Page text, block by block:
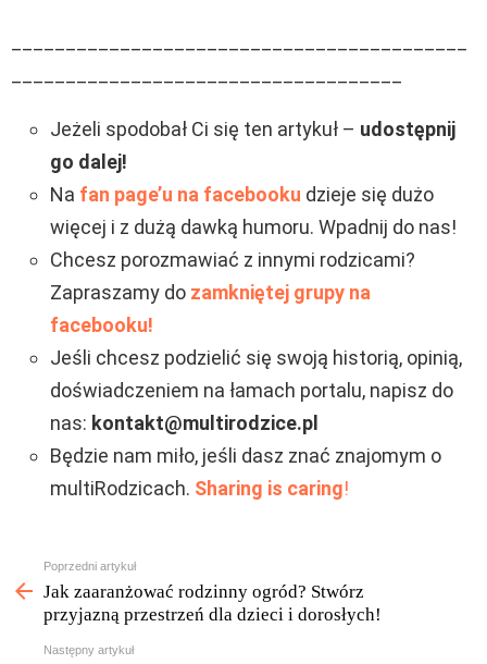
Jeżeli spodobał Ci się ten artykuł – udostępnij
go dalej!
Na fan page’u na facebooku dzieje się dużo
więcej i z dużą dawką humoru. Wpadnij do nas!
Chcesz porozmawiać z innymi rodzicami?
Zapraszamy do zamkniętej grupy na
facebooku!
Jeśli chcesz podzielić się swoją historią, opinią,
doświadczeniem na łamach portalu, napisz do
nas: kontakt@multirodzice.pl
Będzie nam miło, jeśli dasz znać znajomym o
multiRodzicach. Sharing is caring!
Zobacz
więcej
Poprzedni artykuł
Jak zaaranżować rodzinny ogród? Stwórz
przyjazną przestrzeń dla dzieci i dorosłych!
Następny artykuł